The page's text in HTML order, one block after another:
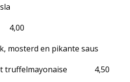
4,00
mosterd en pikante saus
truffelmayonaise 4,50